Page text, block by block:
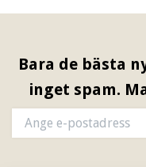
Bara de bästa
inget spam.